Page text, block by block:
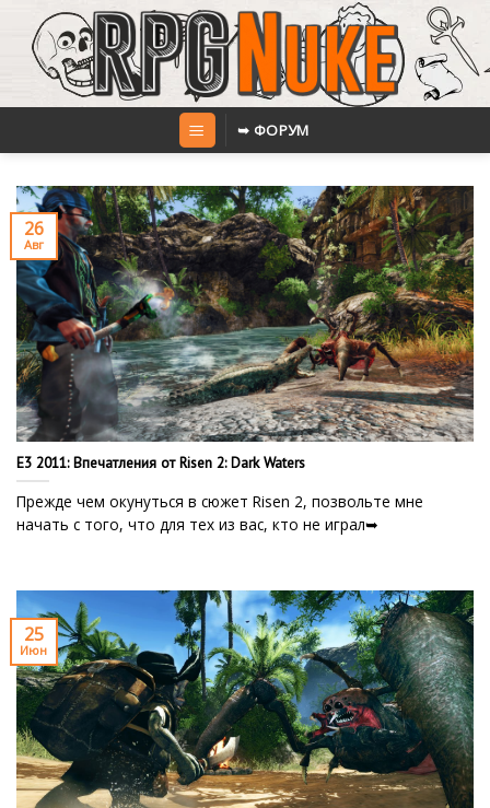
content
➥ ФОРУМ
E3 2011: Впечатления от Risen 2: Dark Waters
Прежде чем окунуться в сюжет Risen 2, позвольте мне
начать с того, что для тех из вас, кто не играл➥
26
Авг
25
Июн